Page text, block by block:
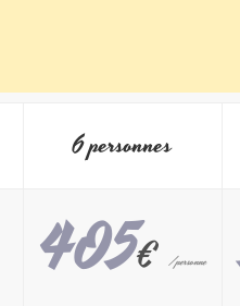
6 personnes
405€ /personne